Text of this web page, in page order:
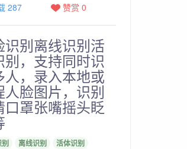
287
赞赏 0
识别离线识别活
别，支持同时识
人，录入本地或
人脸图片，识别
口罩张嘴摇头眨
离线识别
活体识别